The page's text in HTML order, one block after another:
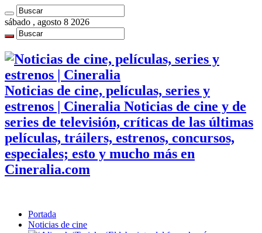
sábado , agosto 8 2026
Noticias de cine, películas, series y
estrenos | Cineralia Noticias de cine y de
series de televisión, críticas de las últimas
películas, tráilers, estrenos, concursos,
especiales; esto y mucho más en
Cineralia.com
Portada
Noticias de cine